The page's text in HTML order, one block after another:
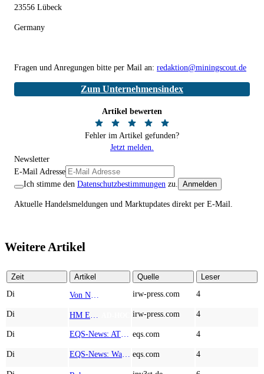
23556 Lübeck
Germany
Fragen und Anregungen bitte per Mail an: redaktion@miningscout.de
Zum Unternehmensindex
Artikel bewerten
Fehler im Artikel gefunden?
Jetzt melden.
Newsletter
E-Mail Adresse
Ich stimme den Datenschutzbestimmungen zu. Anmelden
Aktuelle Handelsmeldungen und Marktupdates direkt per E-Mail.
Weitere Artikel
Zeit Artikel Quelle
Leser
Di
irw-press.com 4
Di irw-press.com 4
Di eqs.com 4
Di eqs.com 4